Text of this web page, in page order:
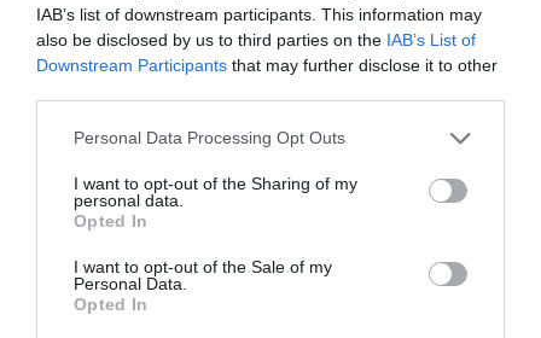
IAB’s list of downstream participants. This information may
also be disclosed by us to third parties on the IAB’s List of
Downstream Participants that may further disclose it to other
Please note that this website/app uses one or more Google
not limited to your visit or usage behaviour. You may click to
grant or deny consent to Google and its third-party tags to
use your data for below specified purposes in below Google
consent section.
Personal Data Processing Opt Outs
I want to opt-out of the Sharing of my
personal data.
Opted In
I want to opt-out of the Sale of my
Personal Data.
Opted In
Forrás: Blikk
Megosztás: Facebook Twitter Pinterest
Címkék: szerelem,párkapcsolat,lánykérés
Korábbi bejegyzések
HASONLÓ BEJEGYZÉSEK